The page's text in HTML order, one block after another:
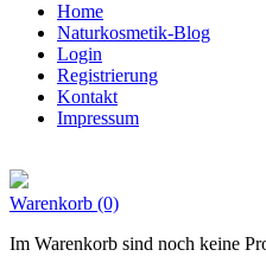
Home
Naturkosmetik-Blog
Login
Registrierung
Kontakt
Impressum
Warenkorb (0)
Im Warenkorb sind noch keine